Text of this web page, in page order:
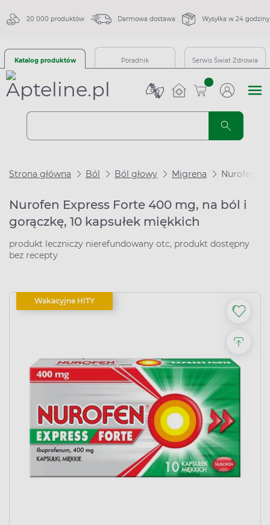
20 000 produktów Darmowa dostawa Wysyłka w 24 godziny
Katalog produktów Poradnik Serwis Świat Zdrowia
sztuk
Strona główna Ból Ból głowy Migrena Nurofen
Nurofen Express Forte 400 mg, na ból i
gorączkę, 10 kapsułek miękkich
produkt leczniczy nierefundowany otc, produkt dostępny
bez recepty
Wakacyjne HITY